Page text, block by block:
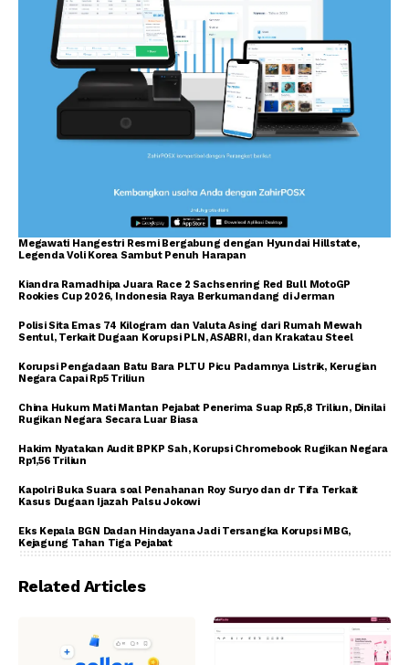
Megawati Hangestri Resmi Bergabung dengan Hyundai Hillstate,
Legenda Voli Korea Sambut Penuh Harapan
Kiandra Ramadhipa Juara Race 2 Sachsenring Red Bull MotoGP
Rookies Cup 2026, Indonesia Raya Berkumandang di Jerman
Polisi Sita Emas 74 Kilogram dan Valuta Asing dari Rumah Mewah
Sentul, Terkait Dugaan Korupsi PLN, ASABRI, dan Krakatau Steel
Korupsi Pengadaan Batu Bara PLTU Picu Padamnya Listrik, Kerugian
Negara Capai Rp5 Triliun
China Hukum Mati Mantan Pejabat Penerima Suap Rp5,8 Triliun, Dinilai
Rugikan Negara Secara Luar Biasa
Hakim Nyatakan Audit BPKP Sah, Korupsi Chromebook Rugikan Negara
Rp1,56 Triliun
Kapolri Buka Suara soal Penahanan Roy Suryo dan dr Tifa Terkait
Kasus Dugaan Ijazah Palsu Jokowi
Eks Kepala BGN Dadan Hindayana Jadi Tersangka Korupsi MBG,
Kejagung Tahan Tiga Pejabat
Related Articles